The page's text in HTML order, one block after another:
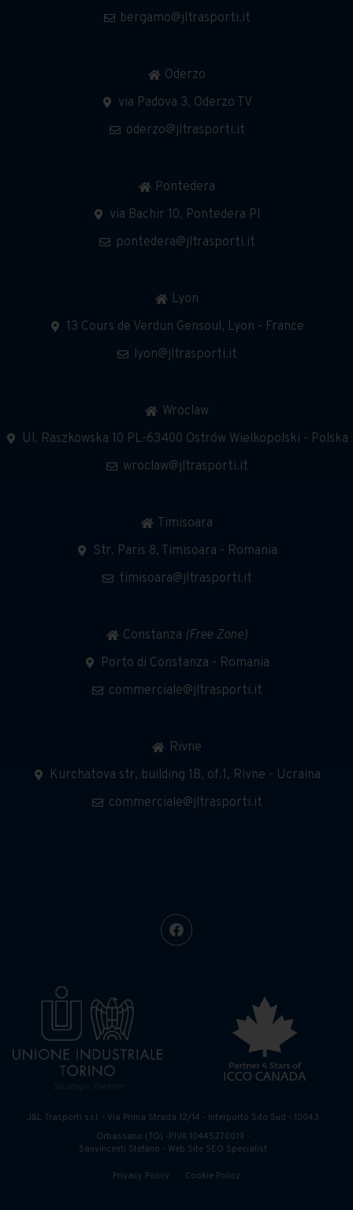
bergamo@jltrasporti.it
Oderzo
via Padova 3, Oderzo TV
oderzo@jltrasporti.it
Pontedera
via Bachir 10, Pontedera PI
pontedera@jltrasporti.it
Lyon
13 Cours de Verdun Gensoul, Lyon - France
lyon@jltrasporti.it
Wroclaw
Ul. Raszkowska 10 PL-63400 Ostrów Wielkopolski - Polska
wroclaw@jltrasporti.it
Timisoara
Str. Paris 8, Timisoara - Romania
timisoara@jltrasporti.it
Constanza (Free Zone)
Porto di Constanza - Romania
commerciale@jltrasporti.it
Rivne
Kurchatova str, building 1B, of.1, Rivne - Ucraina
commerciale@jltrasporti.it
J&L Trasporti s.r.l. - Via Prima Strada 12/14 - Interporto Sito Sud - 10043
Orbassano (TO) -P.IVA 10445270019 -
Sanvincenti Stefano - Web Site SEO Specialist
Privacy Policy Cookie Policy